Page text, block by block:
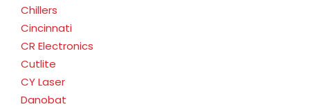
Chillers
Cincinnati
CR Electronics
Cutlite
CY Laser
Danobat